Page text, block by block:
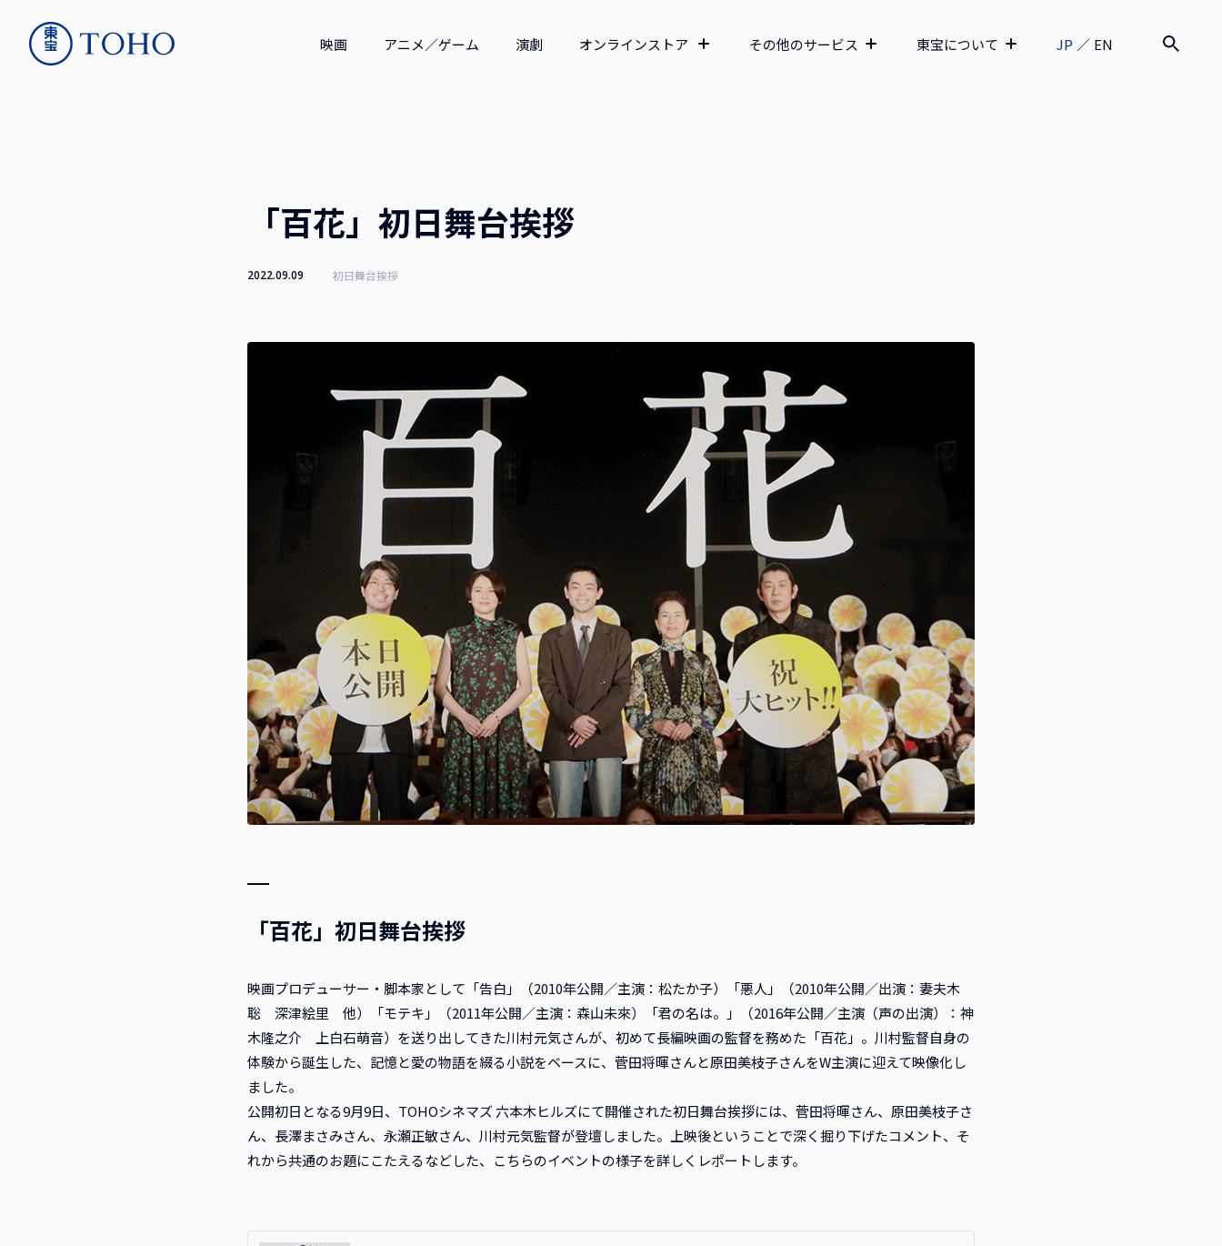
映画 アニメ／ゲーム 演劇 オンラインストア その他のサービス 東宝について JP ／ EN
「百花」初日舞台挨拶
2022.09.09 初日舞台挨拶
「百花」初日舞台挨拶
映画プロデューサー・脚本家として「告白」（2010年公開／主演：松たか子）「悪人」（2010年公開／出演：妻夫木
聡 深津絵里 他）「モテキ」（2011年公開／主演：森山未來）「君の名は。」（2016年公開／主演（声の出演）：神
木隆之介 上白石萌音）を送り出してきた川村元気さんが、初めて長編映画の監督を務めた「百花」。川村監督自身の
体験から誕生した、記憶と愛の物語を綴る小説をベースに、菅田将暉さんと原田美枝子さんをW主演に迎えて映像化し
ました。
公開初日となる9月9日、TOHOシネマズ 六本木ヒルズにて開催された初日舞台挨拶には、菅田将暉さん、原田美枝子さ
ん、長澤まさみさん、永瀬正敏さん、川村元気監督が登壇しました。上映後ということで深く掘り下げたコメント、そ
れから共通のお題にこたえるなどした、こちらのイベントの様子を詳しくレポートします。